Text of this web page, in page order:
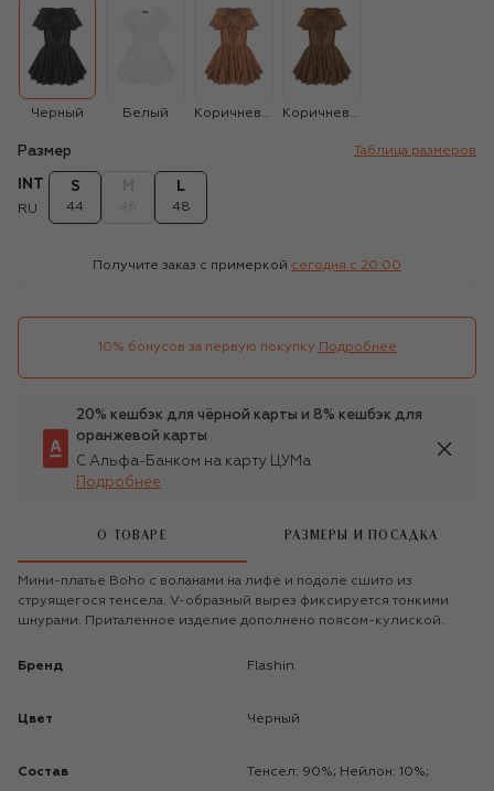
Черный Белый Коричневый Коричневый
Размер Таблица размеров
INT
RU
S
44
L
48
Получите заказ с примеркой сегодня c 20:00
10% бонусов за первую покупку Подробнее
20% кешбэк для чёрной карты и 8% кешбэк для
оранжевой карты
С Альфа-Банком на карту ЦУМа
Подробнее
О ТОВАРЕ РАЗМЕРЫ И ПОСАДКА
Мини-платье Boho с воланами на лифе и подоле сшито из
струящегося тенсела. V-образный вырез фиксируется тонкими
шнурами. Приталенное изделие дополнено поясом-кулиской.
Бренд Flashin
Цвет Черный
Состав Тенсел: 90%; Нейлон: 10%;